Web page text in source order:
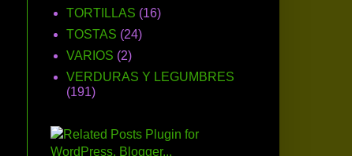
TORTILLAS (16)
TOSTAS (24)
VARIOS (2)
VERDURAS Y LEGUMBRES
(191)